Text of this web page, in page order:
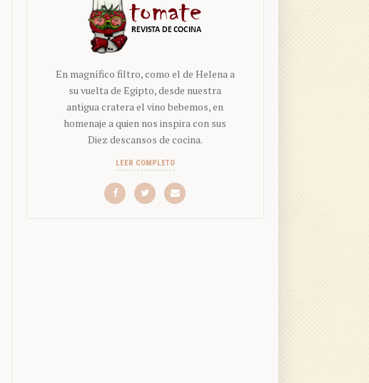
En magnífico filtro, como el de Helena a
su vuelta de Egipto, desde nuestra
antigua cratera el vino bebemos, en
homenaje a quien nos inspira con sus
Diez descansos de cocina.
LEER COMPLETO